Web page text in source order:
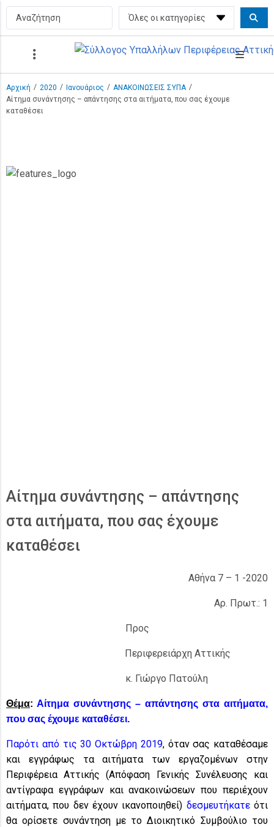
Αρχική / 2020 / Ιανουάριος / ΑΝΑΚΟΙΝΩΣΕΙΣ ΣΥΠΑ /
Αίτημα συνάντησης – απάντησης στα αιτήματα, που σας έχουμε
καταθέσει
Αίτημα συνάντησης – απάντησης
στα αιτήματα, που σας έχουμε
καταθέσει
Αθήνα 7 – 1 -2020
Αρ. Πρωτ.: 1
Προς
Περιφερειάρχη Αττικής
κ. Γιώργο Πατούλη
Θέμα: Αίτημα συνάντησης – απάντησης στα αιτήματα,
που σας έχουμε καταθέσει.
Παρότι από τις 30 Οκτώβρη 2019, όταν σας καταθέσαμε
και εγγράφως τα αιτήματα των εργαζομένων στην
Περιφέρεια Αττικής (Απόφαση Γενικής Συνέλευσης και
αντίγραφα εγγράφων και ανακοινώσεων που περιέχουν
αιτήματα, που δεν έχουν ικανοποιηθεί) δεσμευτήκατεότι
θα ορίσετε συνάντηση με το Διοικητικό Συμβούλιο του